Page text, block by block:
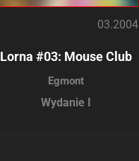
03.2004
Lorna #03: Mouse Club
Egmont
Wydanie I